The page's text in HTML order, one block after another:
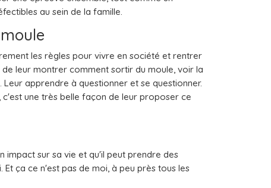
au sein de la famille.
les règles pour vivre en société et rentrer
leur montrer comment sortir du moule, voir la
apprendre à questionner et se questionner.
une très belle façon de leur proposer ce
impact sur sa vie et qu'il peut prendre des
ça ce n'est pas de moi, à peu près tous les